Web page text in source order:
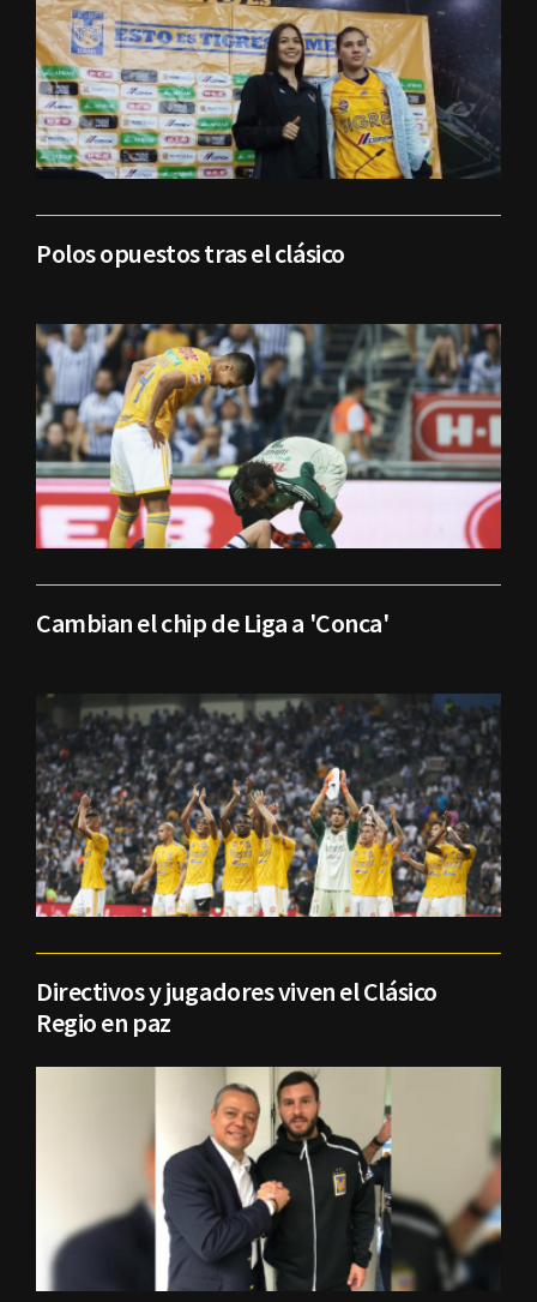
Polos opuestos tras el clásico
Cambian el chip de Liga a 'Conca'
Directivos y jugadores viven el Clásico
Regio en paz